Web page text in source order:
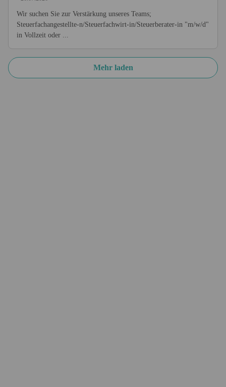
Wir suchen Sie zur Verstärkung unseres Teams;
Steuerfachangestellte-n/Steuerfachwirt-in/Steuerberater-in "m/w/d"
in Vollzeit oder ...
Mehr laden